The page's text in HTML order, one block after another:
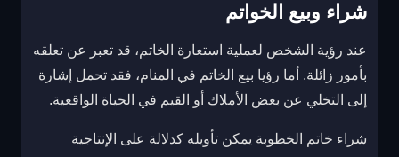
شراء وبيع الخواتم
عند رؤية الشخص لعملية استعارة الخاتم، قد تعبر عن تعلقه
بأمور زائلة. أما رؤيا بيع الخاتم في المنام، فقد تحمل إشارة
إلى التخلي عن بعض الأملاك أو القيم في الحياة الواقعية.
شراء خاتم الخطوبة يمكن تأويله كدلالة على الإنتاجية